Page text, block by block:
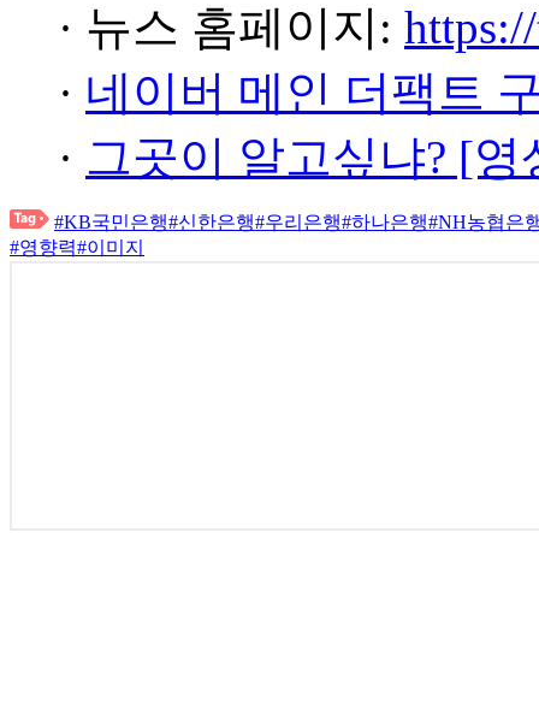
· 뉴스 홈페이지:
· 네이버 메인 더팩트
· 그곳이 알고싶냐? [
#KB국민은행#신한은행#우리은행#하나은행#NH농협은
#영향력#이미지